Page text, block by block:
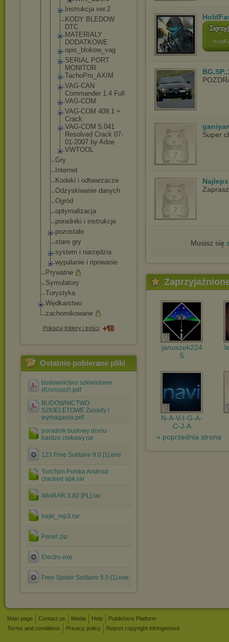
Instrukcja ver.2
KODY BLEDOW
DTC
MATERIALY
DODATKOWE
opis_blokow_vag
SERIAL PORT
MONITOR
TachoPro_AX IM
VAG-CAN
Commander 1.4 Full
VAG-COM
VAG-COM 409.1 +
Crack
VAG-COM 5.041
Resolved Crack 07-
01-2007 by Adoe
VWTOOL
Gry
Internet
Kodeki i odtwarzacze
Odzyskiwanie danych
Ogród
optymalizacja
poradniki i instrukcje
pozostałe
stare gry
system i narzędzia
wypalanie i ripowanie
Prywatne
Symulatory
Turystyka
Wędkarstwo
zachomikowane
Pokazuj foldery i treści
Ostatnio pobierane pliki
budownictwo szkieletowe
(Kronopol).pdf
BUDOWNICTWO
SZKIELETOWE Zasady i
wymagania.pdf
poradnik budowy domu -
bardzo ciekawy.rar
123 Free Solitaire 9.0 [1].exe
TomTom Polska Android
cracked apk.rar
WinRAR 3.80 [PL].rar
bajki_mp3.rar
Panel.zip
Electro.exe
Free Spider Solitaire 5.0 [1].exe
Super
Musisz się
januszek224
5
N-A-V-I-G-A-
C-J-A
« poprzednia strona
Main page Contact us Media Help
Publishers Platform
Terms and conditions
Privacy policy Report copyright infringement